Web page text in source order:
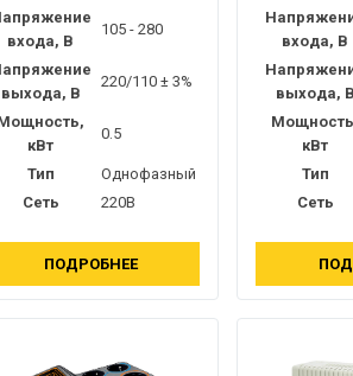
входа, В
105 - 280
выхода, В
220/110 ± 3%
кВт
0.5
Тип
Однофазный
Сеть
220В
ПОДРОБНЕЕ
входа, В
выхода, В
кВт
Тип
Сеть